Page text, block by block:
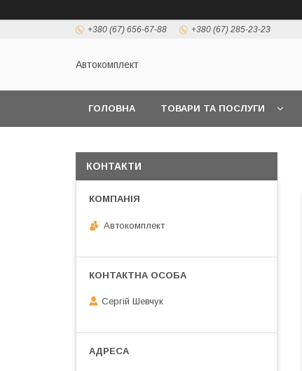
+380 (67) 656-67-88 +380 (67) 285-23-23
Автокомплект
ГОЛОВНА ТОВАРИ ТА ПОСЛУГИ
КОНТАКТИ
Автокомплект
Сергій Шевчук